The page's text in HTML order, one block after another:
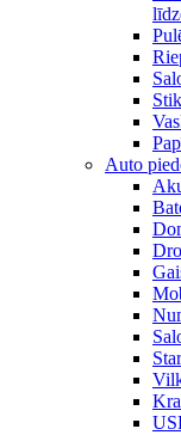
Auto